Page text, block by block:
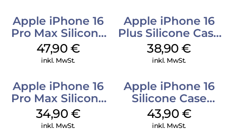
Apple iPhone 16
Pro Max Silicone
Case MagSafe
Black
47,90 €
inkl. MwSt.
Apple iPhone 16
Plus Silicone Case
MagSafe Denim
38,90€
inkl. MwSt.
Apple iPhone 16
Pro Max Silicone
Case MagSafe
Denim
34,90 €
inkl. MwSt.
Apple iPhone 16
Silicone Case
MagSafe Plum
43,90 €
inkl. MwSt.